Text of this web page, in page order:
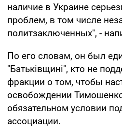
наличие в Украине
проблем, в том числе
политзаключенных", -
По его словам, он был
"Батьківщині", кто не
фракции о том, чтобы
освобождении
обязательном условии
ассоциации.